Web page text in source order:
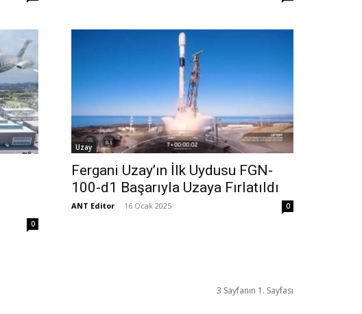
0
Uzay
Fergani Uzay’ın İlk Uydusu FGN-
100-d1 Başarıyla Uzaya Fırlatıldı
ANT Editor - 16 Ocak 2025 0
3 Sayfanın 1. Sayfası